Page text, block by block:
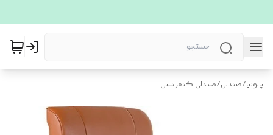
پالونیا/صندلی/صندلی کنفرانسی